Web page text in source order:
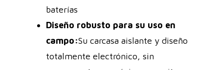
baterías
Diseño robusto para su uso en
campo:Su carcasa aislante y diseño
totalmente electrónico, sin